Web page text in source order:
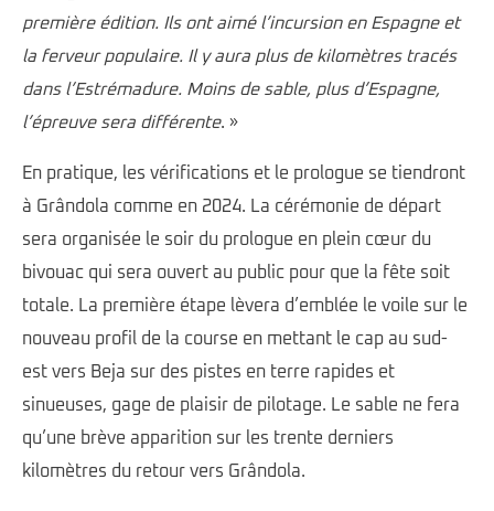
première édition. Ils ont aimé l’incursion en Espagne et
la ferveur populaire. Il y aura plus de kilomètres tracés
dans l’Estrémadure. Moins de sable, plus d’Espagne,
l’épreuve sera différente. »
En pratique, les vérifications et le prologue se tiendront
à Grândola comme en 2024. La cérémonie de départ
sera organisée le soir du prologue en plein cœur du
bivouac qui sera ouvert au public pour que la fête soit
totale. La première étape lèvera d’emblée le voile sur le
nouveau profil de la course en mettant le cap au sud-
est vers Beja sur des pistes en terre rapides et
sinueuses, gage de plaisir de pilotage. Le sable ne fera
qu’une brève apparition sur les trente derniers
kilomètres du retour vers Grândola.